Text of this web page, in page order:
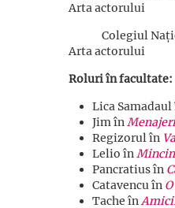
Arta actorului
Colegiul
Arta actorului
Roluri în facultate:
Lica Samadaul
Jim în
Regizorul în
Lelio în
Pancratius în
Catavencu în
Tache în